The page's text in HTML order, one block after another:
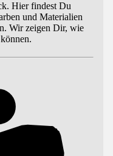
Hier findest Du
und Materialien
Wir zeigen Dir, wie